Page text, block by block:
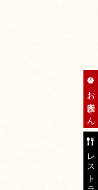
お肉屋さん
レストラン